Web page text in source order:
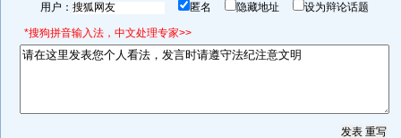
用户： 匿名 隐藏地址 设为辩论话题
*搜狗拼音输入法，中文处理专家>>